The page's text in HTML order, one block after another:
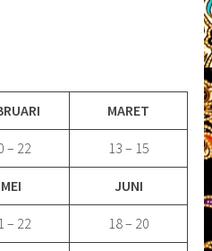
MARET
– 22 13 – 15
MEI JUNI
– 22 18 – 20